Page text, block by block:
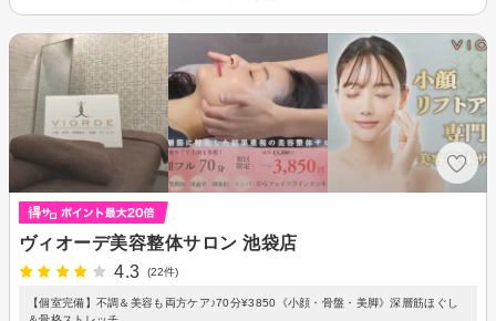
ヴィオーデ美容整体サロン 池袋店
4.3
(22件)
【個室完備】不調＆美容も両方ケア♪70分¥3850《小顔・骨盤・美脚》深層筋ほぐし